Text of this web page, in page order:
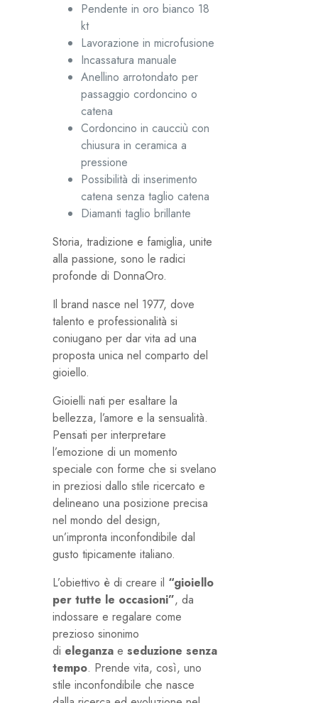
Pendente in oro bianco 18
kt
Lavorazione in microfusione
Incassatura manuale
Anellino arrotondato per
passaggio cordoncino o
catena
Cordoncino in caucciù con
chiusura in ceramica a
pressione
Possibilità di inserimento
catena senza taglio catena
Diamanti taglio brillante
Storia, tradizione e famiglia, unite
alla passione, sono le radici
profonde di DonnaOro.
Il brand nasce nel 1977, dove
talento e professionalità si
coniugano per dar vita ad una
proposta unica nel comparto del
gioiello.
Gioielli nati per esaltare la
bellezza, l’amore e la sensualità.
Pensati per interpretare
l’emozione di un momento
speciale con forme che si svelano
in preziosi dallo stile ricercato e
delineano una posizione precisa
nel mondo del design,
un’impronta inconfondibile dal
gusto tipicamente italiano.
L’obiettivo è di creare il “gioiello
per tutte le occasioni”, da
indossare e regalare come
prezioso sinonimo
di eleganza e seduzione senza
tempo. Prende vita, così, uno
stile inconfondibile che nasce